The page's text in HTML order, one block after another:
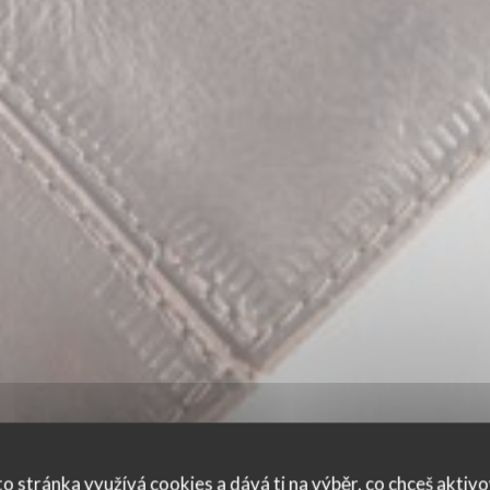
stránka využívá cookies a dává ti na výběr, co chceš